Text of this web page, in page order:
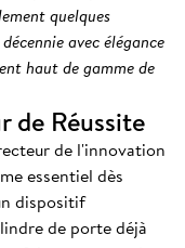
quelques
avec élégance
haut de gamme de
de Réussite
de l'innovation
essentiel dès
dispositif
de porte déjà